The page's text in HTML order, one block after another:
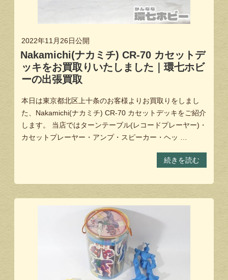
2022年11月26日公開
Nakamichi(ナカミチ) CR-70 カセットデ
ッキをお買取りいたしました｜環七ホビ
ーの出張買取
本日は東京都北区上十条のお客様よりお買取りをしまし
た、Nakamichi(ナカミチ) CR-70 カセットデッキをご紹介
します。 当店ではターンテーブル(レコードプレーヤー)・
カセットプレーヤー・アンプ・スピーカー・ヘッ …
続きを読む